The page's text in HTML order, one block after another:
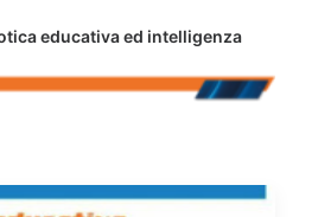
educativa ed intelligenza